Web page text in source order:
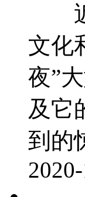
近
文化
夜”
及它
到的